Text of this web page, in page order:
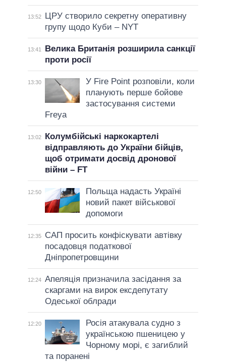
13:52
ЦРУ створило секретну оперативну
групу щодо Куби – NYT
13:41
Велика Британія розширила санкції
проти росії
13:30
У Fire Point розповіли, коли
планують перше бойове
застосування системи
Freya
13:02
Колумбійські наркокартелі
відправляють до України бійців,
щоб отримати досвід дронової
війни – FT
12:50
Польща надасть Україні
новий пакет військової
допомоги
12:35
САП просить конфіскувати автівку
посадовця податкової
Дніпропетровщини
12:24 Апеляція призначила засідання за
скаргами на вирок ексдепутату
Одеської облради
12:20
Росія атакувала судно з
українською пшеницею у
Чорному морі, є загиблий
та поранені